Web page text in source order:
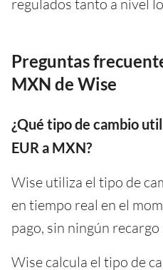
regulados tanto a nivel
Preguntas
MXN de Wise
¿Qué tipo de cambio
EUR a MXN?
Wise utiliza el tipo de
en tiempo real en el
pago, sin ningún
Wise calcula el tipo de